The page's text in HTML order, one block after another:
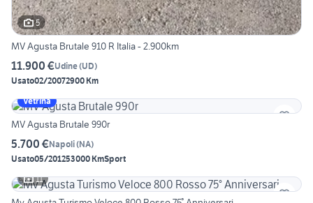
5
MV Agusta Brutale 910 R Italia - 2.900km
11.900 €Udine(UD)
Usato02/20072900 Km
Vetrina
MV Agusta Brutale 990r
5.700 €Napoli(NA)
Usato05/201253000 KmSport
11